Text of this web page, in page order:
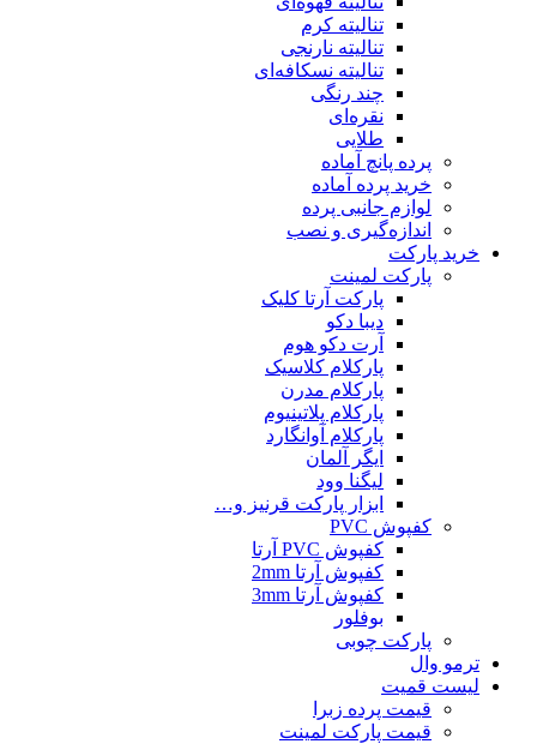
تنالیته کرم
تنالیته نارنجی
تنالیته نسکافه‌ای
چند رنگی
نقره‌ای
طلایی
پرده پانچ آماده
خرید پرده آماده
لوازم جانبی پرده
اندازه‌گیری و نصب
خرید پارکت
پارکت لمینت
پارکت آرتا کلیک
دیبا دکو
آرت دکو هوم
پارکلام کلاسیک
پارکلام مدرن
پارکلام پلاتینیوم
پارکلام آوانگارد
ایگر آلمان
لیگنا وود
ابزار پارکت قرنیز و…
کفپوش PVC
کفپوش PVC آرتا
کفپوش آرتا 2mm
کفپوش آرتا 3mm
بوفلور
پارکت چوبی
ترمو وال
لیست قمیت
قیمت پرده زبرا
قیمت پارکت لمینت